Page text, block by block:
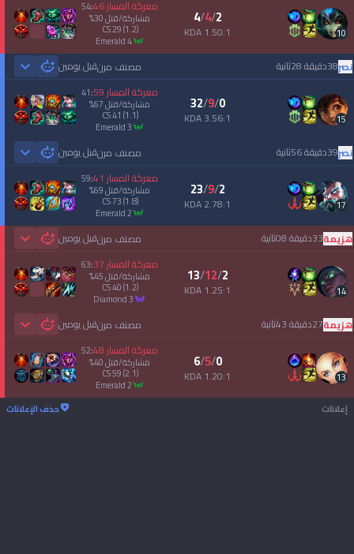
10
2
/
4
/
4
1.50:1 KDA
معركة المسار46
:
54
مشاركة/قتل30
%
CS29(1.2)
emerald 4
مصنف مرنقبل يومين نصر38دقيقة 28ثانية
15
0
/
9
/
32
3.56:1 KDA
معركة المسار59
:
41
مشاركة/قتل67
%
CS41 (1.1)
emerald 3
مصنف مرنقبل يومين نصر39دقيقة 56ثانية
17
2
/
9
/
23
2.78:1 KDA
معركة المسار 41
:
59
مشاركة/قتل69
%
CS73(1.8)
emerald 2
مصنف مرنقبل يومين هزيمة33دقيقة 08ثانية
14
2
/
12
/
13
1.25:1 KDA
معركة المسار37
:
63
مشاركة/قتل45
%
CS40(1.2)
diamond 3
مصنف مرنقبل يومين هزيمة27دقيقة 43ثانية
13
0
/
5
/
6
1.20:1 KDA
معركة المسار48
:
52
مشاركة/قتل40
%
CS59(2.1)
emerald 2
إعلانات
حذف الإعلانات